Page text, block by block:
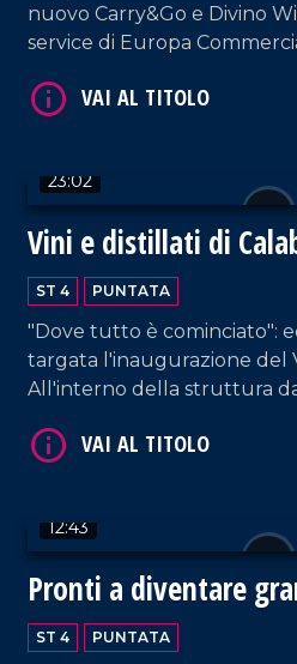
nuovo Carry&Go e Divino
service di Europa
23:02
Vini e distillati di
2024
ST 4 PUNTATA
"Dove tutto è cominciato":
targata l'inaugurazione del
All'interno della struttura
da tutta la Calabria -
anche dall'Italia.
12:43
Pronti a diventare
ST 4 PUNTATA
VAI AL TITOLO
VAI AL TITOLO
VAI AL TITOLO